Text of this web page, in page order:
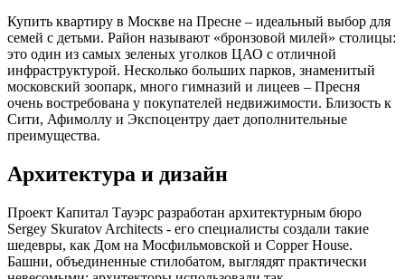
Купить квартиру в Москве на Пресне – идеальный выбор для
семей с детьми. Район называют «бронзовой милей» столицы:
это один из самых зеленых уголков ЦАО с отличной
инфраструктурой. Несколько больших парков, знаменитый
московский зоопарк, много гимназий и лицеев – Пресня
очень востребована у покупателей недвижимости. Близость к
Сити, Афимоллу и Экспоцентру дает дополнительные
преимущества.
Архитектура и дизайн
Проект Капитал Тауэрс разработан архитектурным бюро
Sergey Skuratov Architects - его специалисты создали такие
шедевры, как Дом на Мосфильмовской и Copper House.
Башни, объединенные стилобатом, выглядят практически